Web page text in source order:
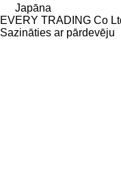
Japāna
EVERY TRADING Co
Sazināties ar pārdevēju